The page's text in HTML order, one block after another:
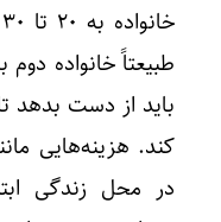
طبیعتاً خانواده دوم
باید از دست
کند. هزینه‌هایی
در محل زندگی